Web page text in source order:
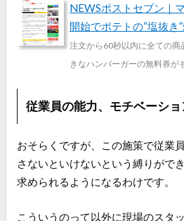
NEWSポストセブン｜
開始でポテトの“塩抜き
注文から60秒以内に全ての
きなハンバーガーの無料券が
従業員の能力、モチベーシ
おそらくですが、この施策で従業
さないといけないという縛りがで
求められるようになるわけです。
こういうのって以外に現場のスタ